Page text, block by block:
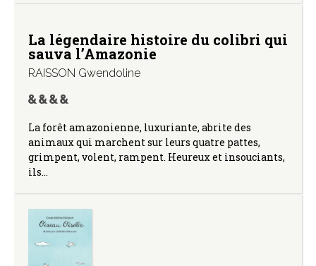
La légendaire histoire du colibri qui
sauva l’Amazonie
RAISSON Gwendoline
La forêt amazonienne, luxuriante, abrite des
animaux qui marchent sur leurs quatre pattes,
grimpent, volent, rampent. Heureux et insouciants,
ils…